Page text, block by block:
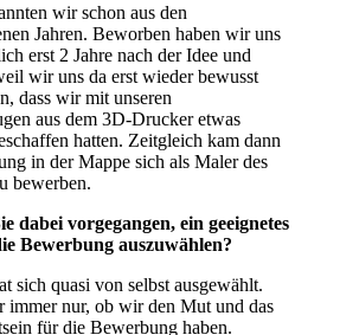
wir schon aus den
Jahren. Beworben haben wir uns
erst 2 Jahre nach der Idee und
wir uns da erst wieder bewusst
dass wir mit unseren
aus dem 3D-Drucker etwas
hatten. Zeitgleich kam dann
in der Mappe sich als Maler des
bewerben.
dabei vorgegangen, ein geeignetes
Bewerbung auszuwählen?
sich quasi von selbst ausgewählt.
immer nur, ob wir den Mut und das
für die Bewerbung haben.